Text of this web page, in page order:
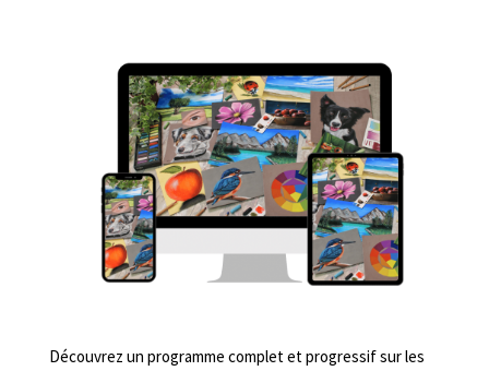
Découvrez un programme complet et progressif sur les